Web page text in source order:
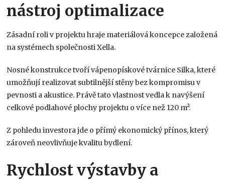
nástroj optimalizace
Zásadní roli v projektu hraje materiálová koncepce založená
na systémech společnosti Xella.
Nosné konstrukce tvoří vápenopískové tvárnice Silka, které
umožňují realizovat subtilnější stěny bez kompromisu v
pevnosti a akustice. Právě tato vlastnost vedla k navýšení
celkové podlahové plochy projektu o více než 120 m².
Z pohledu investora jde o přímý ekonomický přínos, který
zároveň neovlivňuje kvalitu bydlení.
Rychlost výstavby a